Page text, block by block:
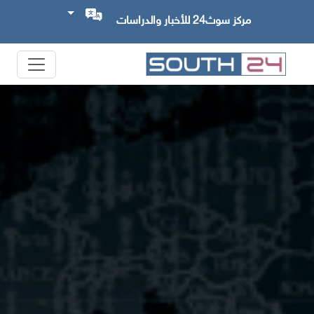
مركز سوث24 للأخبار والدراسات